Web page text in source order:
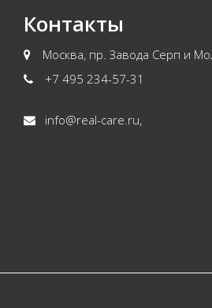
Контакты
Москва, пр. Завода Серп и
+7 495 234-57-31
info@real-care.ru,